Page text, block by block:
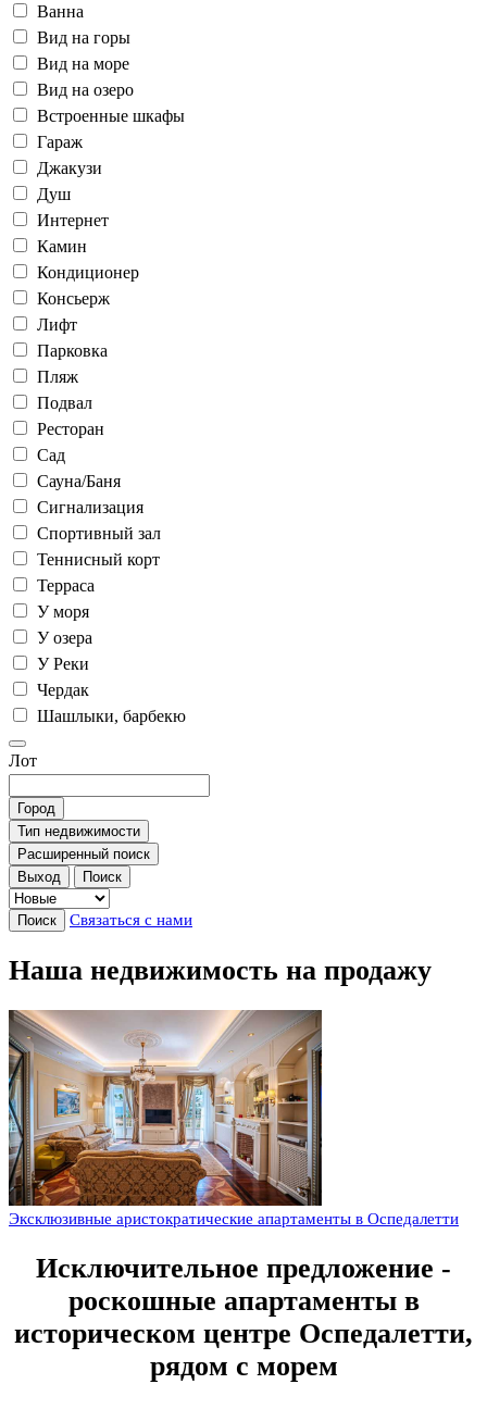
Ванна
Вид на горы
Вид на море
Вид на озеро
Встроенные шкафы
Гараж
Джакузи
Душ
Интернет
Камин
Кондиционер
Консьерж
Лифт
Парковка
Пляж
Подвал
Ресторан
Сад
Сауна/Баня
Сигнализация
Спортивный зал
Теннисный корт
Терраса
У моря
У озера
У Реки
Чердак
Шашлыки, барбекю
Лот
Город
Тип недвижимости
Расширенный поиск
Выход
Поиск
Поиск Связаться с нами
Наша недвижимость на продажу
Эксклюзивные аристократические апартаменты в Оспедалетти
Исключительное предложение -
роскошные апартаменты в
историческом центре Оспедалетти,
рядом с морем